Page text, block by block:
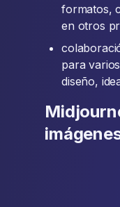
formatos,
en otros
para
diseño,